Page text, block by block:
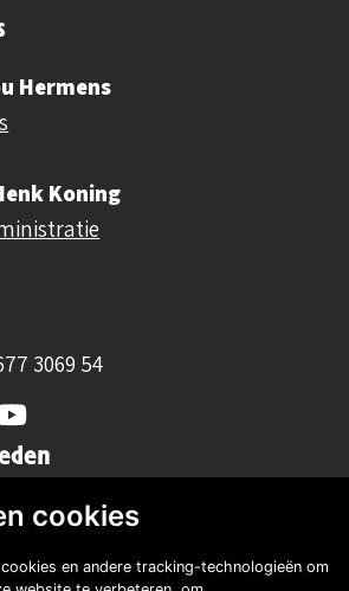
Hermens
Koning
3069 54
op Facebook
ons op Instagram
Volg ons op YouTube
cookies
en andere tracking-technologieën om